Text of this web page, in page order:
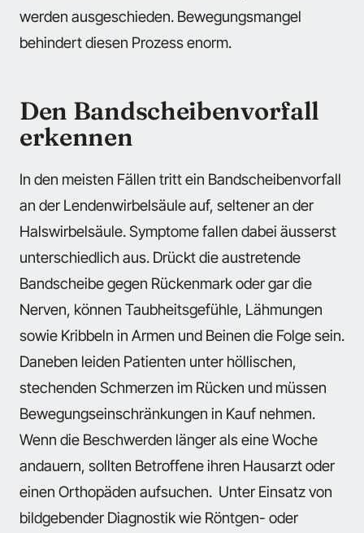
werden ausgeschieden. Bewegungsmangel
behindert diesen Prozess enorm.
Den Bandscheibenvorfall
erkennen
In den meisten Fällen tritt ein Bandscheibenvorfall
an der Lendenwirbelsäule auf, seltener an der
Halswirbelsäule. Symptome fallen dabei äusserst
unterschiedlich aus. Drückt die austretende
Bandscheibe gegen Rückenmark oder gar die
Nerven, können Taubheitsgefühle, Lähmungen
sowie Kribbeln in Armen und Beinen die Folge sein.
Daneben leiden Patienten unter höllischen,
stechenden Schmerzen im Rücken und müssen
Bewegungseinschränkungen in Kauf nehmen.
Wenn die Beschwerden länger als eine Woche
andauern, sollten Betroffene ihren Hausarzt oder
einen Orthopäden aufsuchen. Unter Einsatz von
bildgebender Diagnostik wie Röntgen- oder